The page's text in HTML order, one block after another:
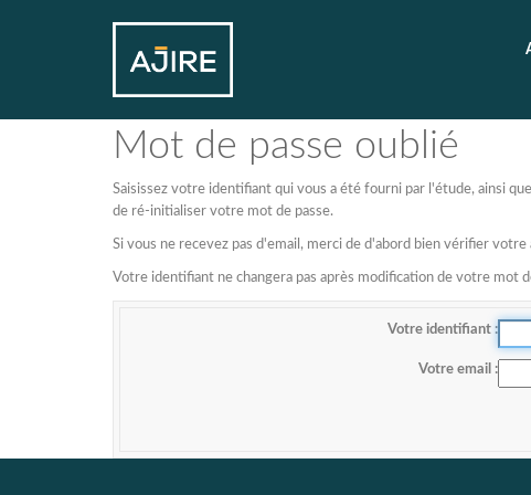
Mot de passe oublié
Saisissez votre identifiant qui vous a été fourni par l'étude, ainsi
de ré-initialiser votre mot de passe.
Si vous ne recevez pas d'email, merci de d'abord bien vérifier
Votre identifiant ne changera pas après modification de votre mot
Votre identifiant
Votre email